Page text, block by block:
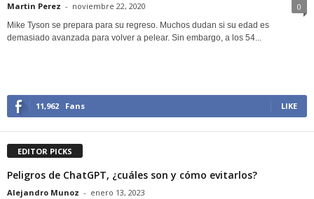
Martin Perez - noviembre 22, 2020 0
Mike Tyson se prepara para su regreso. Muchos dudan si su edad es
demasiado avanzada para volver a pelear. Sin embargo, a los 54...
11,962 Fans LIKE
EDITOR PICKS
Peligros de ChatGPT, ¿cuáles son y cómo evitarlos?
Alejandro Munoz - enero 13, 2023